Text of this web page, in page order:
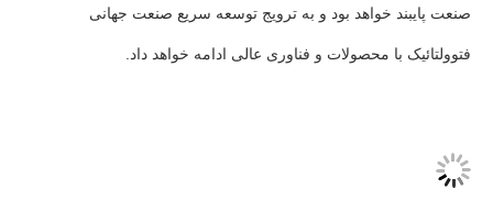
صنعت پایبند خواهد بود و به ترویج توسعه سریع صنعت جهانی
فتوولتائیک با محصولات و فناوری عالی ادامه خواهد داد.